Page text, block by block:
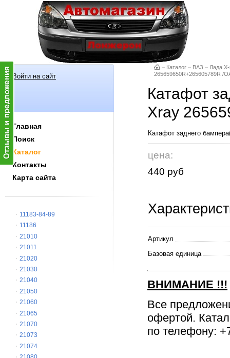
Войти на сайт
Главная
Поиск
Каталог
Контакты
Карта сайта
11183-84-89
11186
21010
21011
21020
21030
21040
21050
21060
21065
21070
21073
21074
– Каталог – ВАЗ – Лада
265659650R+265605789R /
Катафот
Xray
Катафот заднего
цена:
440 руб
Артикул
Базовая единица
ВНИМАНИЕ !!!
Все
офертой.
по телефону: